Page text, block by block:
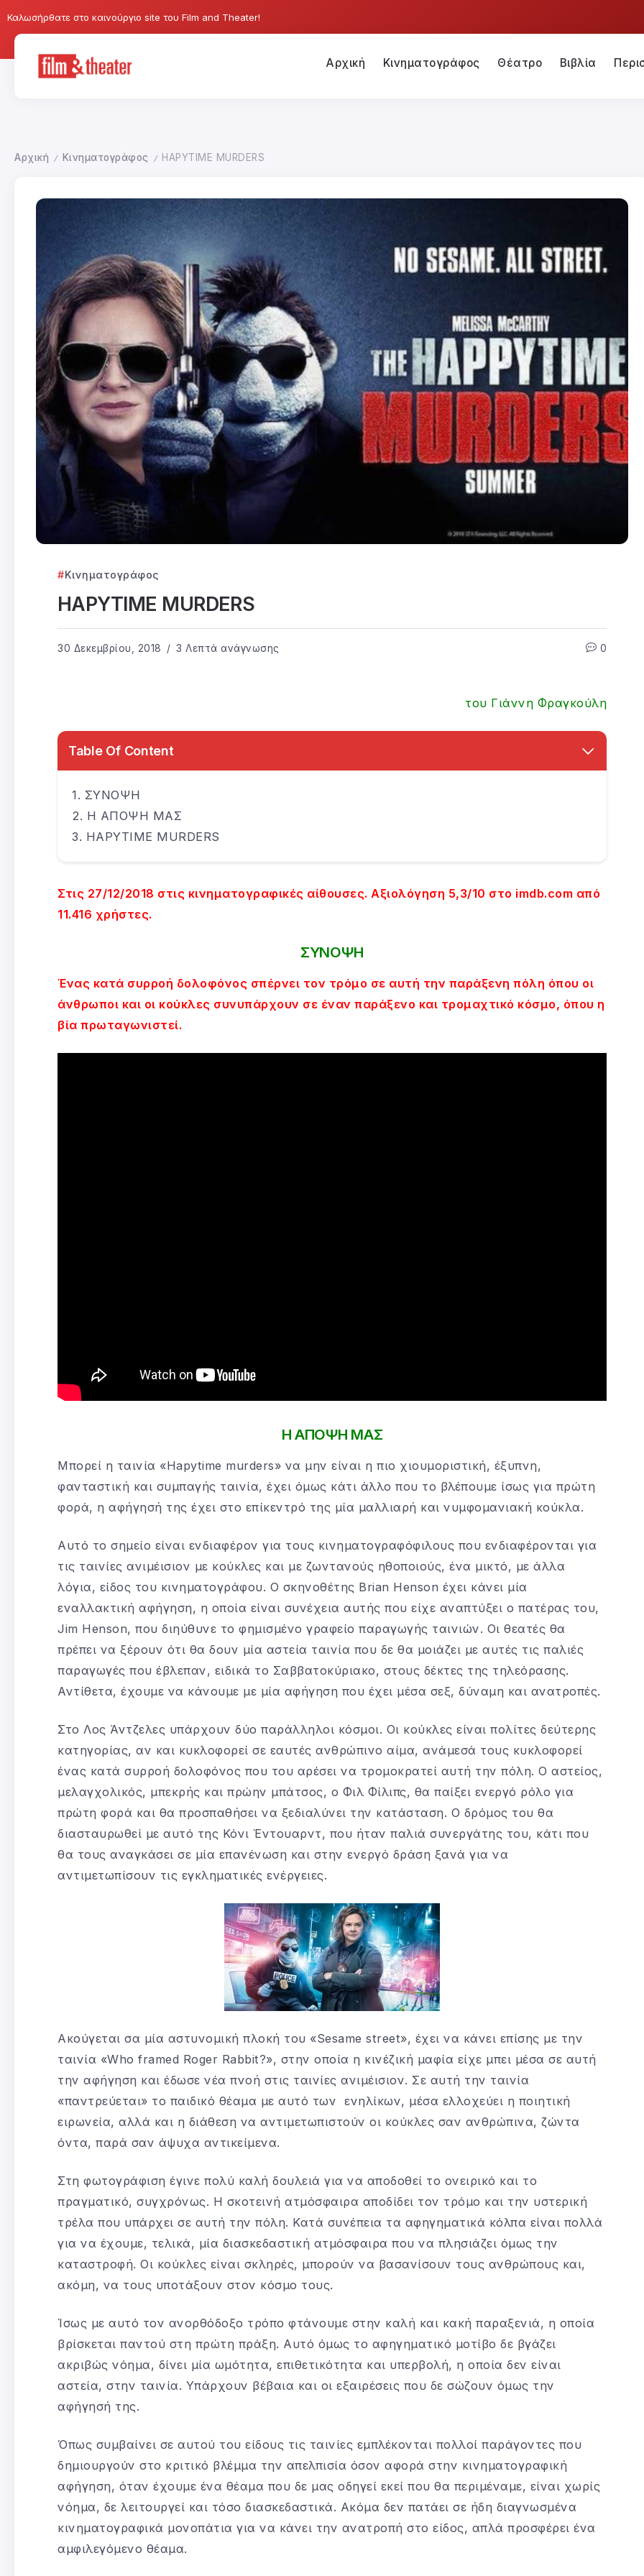
Καλωσήρθατε στο καινούργιο site του Film and Theater!
Αρχική Κινηματογράφος Θέατρο Βιβλία
Αρχική / Κινηματογράφος / HAPYTIME MURDERS
Κινηματογράφος
HAPYTIME MURDERS
30 Δεκεμβρίου, 2018 3 Λεπτά ανάγνωσης 0
του Γιάννη Φραγκούλη
Table Of Content
ΣΥΝΟΨΗ
Η ΑΠΟΨΗ ΜΑΣ
HAPYTIME MURDERS
Στις 27/12/2018 στις κινηματογραφικές αίθουσες. Αξιολόγηση 5,3/10 στο imdb.com από
11.416 χρήστες.
ΣΥΝΟΨΗ
Ένας κατά συρροή δολοφόνος σπέρνει τον τρόμο σε αυτή την παράξενη πόλη όπου οι
άνθρωποι και οι κούκλες συνυπάρχουν σε έναν παράξενο και τρομαχτικό κόσμο, όπου η
βία πρωταγωνιστεί.
Η ΑΠΟΨΗ ΜΑΣ
Μπορεί η ταινία «Hapytime murders» να μην είναι η πιο χιουμοριστική, έξυπνη,
φανταστική και συμπαγής ταινία, έχει όμως κάτι άλλο που το βλέπουμε ίσως για πρώτη
φορά, η αφήγησή της έχει στο επίκεντρό της μία μαλλιαρή και νυμφομανιακή κούκλα.
Αυτό το σημείο είναι ενδιαφέρον για τους κινηματογραφόφιλους που ενδιαφέρονται για
τις ταινίες ανιμέισιον με κούκλες και με ζωντανούς ηθοποιούς, ένα μικτό, με άλλα
λόγια, είδος του κινηματογράφου. Ο σκηνοθέτης Brian Henson έχει κάνει μία
εναλλακτική αφήγηση, η οποία είναι συνέχεια αυτής που είχε αναπτύξει ο πατέρας του,
Jim Henson, που διηύθυνε το φημισμένο γραφείο παραγωγής ταινιών. Οι θεατές θα
πρέπει να ξέρουν ότι θα δουν μία αστεία ταινία που δε θα μοιάζει με αυτές τις παλιές
παραγωγές που έβλεπαν, ειδικά το Σαββατοκύριακο, στους δέκτες της τηλεόρασης.
Αντίθετα, έχουμε να κάνουμε με μία αφήγηση που έχει μέσα σεξ, δύναμη και ανατροπές.
Στο Λος Άντζελες υπάρχουν δύο παράλληλοι κόσμοι. Οι κούκλες είναι πολίτες δεύτερης
κατηγορίας, αν και κυκλοφορεί σε εαυτές ανθρώπινο αίμα, ανάμεσά τους κυκλοφορεί
ένας κατά συρροή δολοφόνος που του αρέσει να τρομοκρατεί αυτή την πόλη. Ο αστείος,
μελαγχολικός, μπεκρής και πρώην μπάτσος, ο Φιλ Φίλιπς, θα παίξει ενεργό ρόλο για
πρώτη φορά και θα προσπαθήσει να ξεδιαλύνει την κατάσταση. Ο δρόμος του θα
διασταυρωθεί με αυτό της Κόνι Έντουαρντ, που ήταν παλιά συνεργάτης του, κάτι που
θα τους αναγκάσει σε μία επανένωση και στην ενεργό δράση ξανά για να
αντιμετωπίσουν τις εγκληματικές ενέργειες.
Ακούγεται σα μία αστυνομική πλοκή του «Sesame street», έχει να κάνει επίσης με την
ταινία «Who framed Roger Rabbit?», στην οποία η κινέζική μαφία είχε μπει μέσα σε αυτή
την αφήγηση και έδωσε νέα πνοή στις ταινίες ανιμέισιον. Σε αυτή την ταινία
«παντρεύεται» το παιδικό θέαμα με αυτό των ενηλίκων, μέσα ελλοχεύει η ποιητική
ειρωνεία, αλλά και η διάθεση να αντιμετωπιστούν οι κούκλες σαν ανθρώπινα, ζώντα
όντα, παρά σαν άψυχα αντικείμενα.
Στη φωτογράφιση έγινε πολύ καλή δουλειά για να αποδοθεί το ονειρικό και το
πραγματικό, συγχρόνως. Η σκοτεινή ατμόσφαιρα αποδίδει τον τρόμο και την υστερική
τρέλα που υπάρχει σε αυτή την πόλη. Κατά συνέπεια τα αφηγηματικά κόλπα είναι πολλά
για να έχουμε, τελικά, μία διασκεδαστική ατμόσφαιρα που να πλησιάζει όμως την
καταστροφή. Οι κούκλες είναι σκληρές, μπορούν να βασανίσουν τους ανθρώπους και,
ακόμη, να τους υποτάξουν στον κόσμο τους.
Ίσως με αυτό τον ανορθόδοξο τρόπο φτάνουμε στην καλή και κακή παραξενιά, η οποία
βρίσκεται παντού στη πρώτη πράξη. Αυτό όμως το αφηγηματικό μοτίβο δε βγάζει
ακριβώς νόημα, δίνει μία ωμότητα, επιθετικότητα και υπερβολή, η οποία δεν είναι
αστεία, στην ταινία. Υπάρχουν βέβαια και οι εξαιρέσεις που δε σώζουν όμως την
αφήγησή της.
Όπως συμβαίνει σε αυτού του είδους τις ταινίες εμπλέκονται πολλοί παράγοντες που
δημιουργούν στο κριτικό βλέμμα την απελπισία όσον αφορά στην κινηματογραφική
αφήγηση, όταν έχουμε ένα θέαμα που δε μας οδηγεί εκεί που θα περιμέναμε, είναι χωρίς
νόημα, δε λειτουργεί και τόσο διασκεδαστικά. Ακόμα δεν πατάει σε ήδη διαγνωσμένα
κινηματογραφικά μονοπάτια για να κάνει την ανατροπή στο είδος, απλά προσφέρει ένα
αμφιλεγόμενο θέαμα.